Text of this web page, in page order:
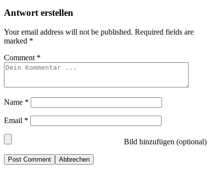
Antwort erstellen
Your email address will not be published. Required fields are
marked *
Comment *
Name *
Email *
Bild hinzufügen (optional)
Abbrechen